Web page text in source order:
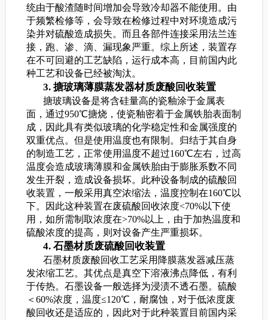
统由于酸渣随时间增加会导致冷却器不能使用。由
于频繁检修等，会导致在检修过程中对环境造成污
染并对硫酸造成损失。而且各部件连接采用法兰连
接，跑、渗、滴、漏现象严重。综上所述，装置存
在不可回避的工艺缺陷，运行成本高，目前国内此
种工艺和设备已经被淘汰。
3. 搪玻璃薄膜蒸发器材质废酸回收装置
搪玻璃设备是将含硅量高的瓷釉涂于金属表
面，通过950℃搪烧，使瓷釉密着于金属铁胎表面制
成，因此具有类似玻璃的化学稳定性和金属强度的
双重优点。但是使用温度也有限制。归结于其自身
的制造工艺，正常使用温度不超过160℃左右，过高
温度会造成玻璃薄膜和金属铁胎由于膨胀系数不同
发生开裂，造成设备损坏。此种设备制成的硫酸回
收装置，一般采用真空浓缩法，温度控制在160℃以
下。因此这种装置在废硫酸回收浓度<70%以下使
用，如所需制取浓度在>70%以上，由于加热温度和
硫酸浓度的提高，则对设备产生严重损坏。
4. 石墨材质废硫酸回收装置
石墨材质废酸回收工艺采用降膜蒸发器减压蒸
发浓缩工艺。其优点是真空下溶液沸点降低，有利
于传热。石墨设备一般选择为浸渍不透石墨。硫酸
＜60%浓度，温度≤120℃，耐腐蚀，对于低浓度废
酸回收还是适应的，因此对于此种装置目前国内采